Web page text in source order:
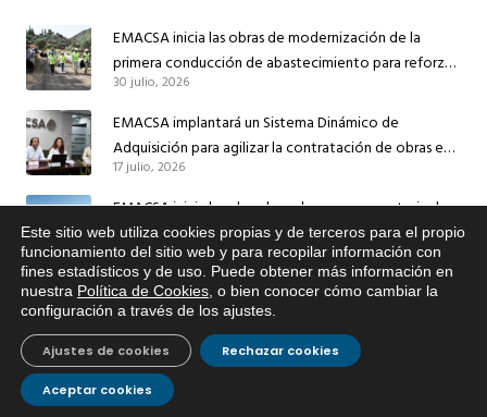
EMACSA inicia las obras de modernización de la
primera conducción de abastecimiento para reforzar
el suministro de agua de Córdoba
30 julio, 2026
EMACSA implantará un Sistema Dinámico de
Adquisición para agilizar la contratación de obras en
sus redes e instalaciones
17 julio, 2026
EMACSA inicia hoy las obras de una nueva arteria de
abastecimiento y una red de agua no potable en
Ingeniero Ruiz de Azúa
13 julio, 2026
Caracterización ZA Córdoba Red Quemadas- 1ª Sem
2026
9 julio, 2026
Caracterización ZA Córdoba Red Carrera Caballo-1º
Sem 2026
Este sitio web utiliza cookies propias y de terceros para el propio
funcionamiento del sitio web y para recopilar información con
fines estadísticos y de uso. Puede obtener más información en
nuestra Política de Cookies , o bien conocer cómo cambiar la
configuración a través de los ajustes
Aceptar cookies
Rechazar cookies
Ajustes de cookies
Si tiene cualquier duda sobre
EMACSA, haga click abajo.